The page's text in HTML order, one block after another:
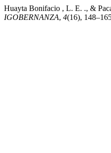
Huayta Bonifacio , L. E. ., &
IGOBERNANZA, 4(16),